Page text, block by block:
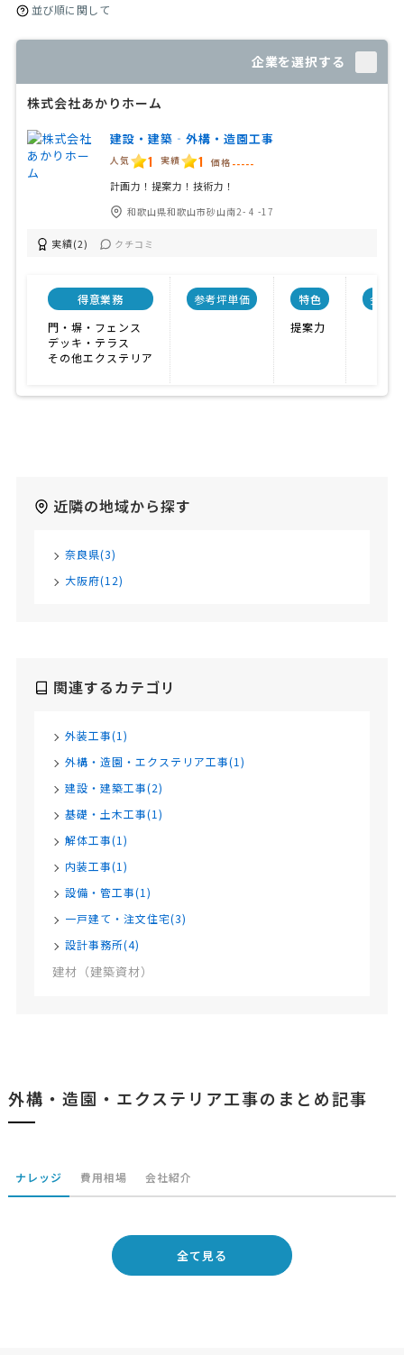
並び順に関して
企業を選択する
株式会社あかりホーム
建設・建築‐外構・造園工事
人気 1 実績 1 価格 -----
計画力！提案力！技術力！
和歌山県和歌山市砂山南2- 4 -17
実績(2) クチコミ
得意業務
門・塀・フェンス
デッキ・テラス
その他エクステリア
参考坪単価
特色
提案力
会社
近隣の地域から探す
奈良県(3)
大阪府(12)
関連するカテゴリ
外装工事(1)
外構・造園・エクステリア工事(1)
建設・建築工事(2)
基礎・土木工事(1)
解体工事(1)
内装工事(1)
設備・管工事(1)
一戸建て・注文住宅(3)
設計事務所(4)
建材（建築資材）
外構・造園・エクステリア工事のまとめ記事
ナレッジ 費用相場 会社紹介
全て見る